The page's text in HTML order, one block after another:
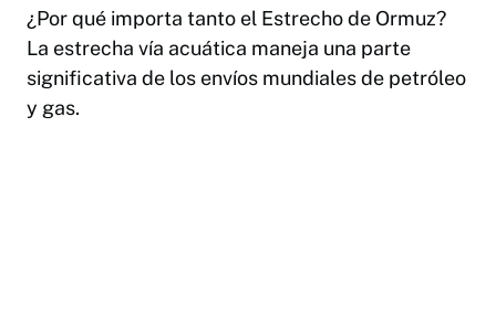
¿Por qué importa tanto el Estrecho de Ormuz?
La estrecha vía acuática maneja una parte
significativa de los envíos mundiales de petróleo
y gas.